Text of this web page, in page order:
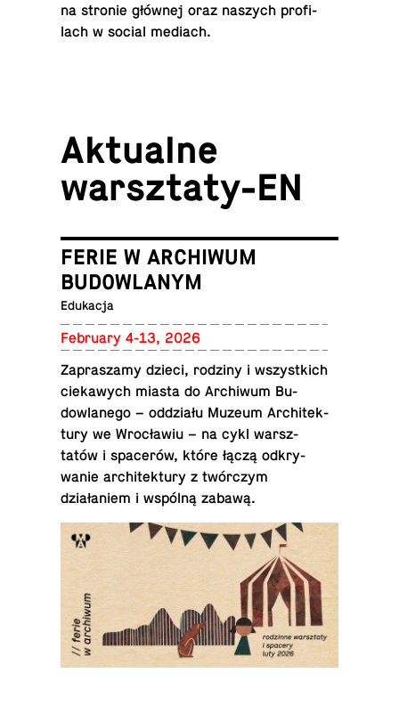
na stronie głównej oraz naszych pro­fi­
lach w social mediach.
Ak­tu­alne
warsztaty-EN
FERIE W ARCHIWUM
BUDOWLANYM
Edukacja
Feb­ru­ary 4-13, 2026
Za­praszamy dzieci, rodziny i wszys­t­kich
ciekawych miasta do Archi­wum Bu­
dowlanego – oddziału Muzeum Ar­chitek­
tury we Wrocławiu – na cykl warsz­
tatów i spacerów, które łączą od­kry­
wanie ar­chitek­tury z twórczym
działaniem i wspólną zabawą.